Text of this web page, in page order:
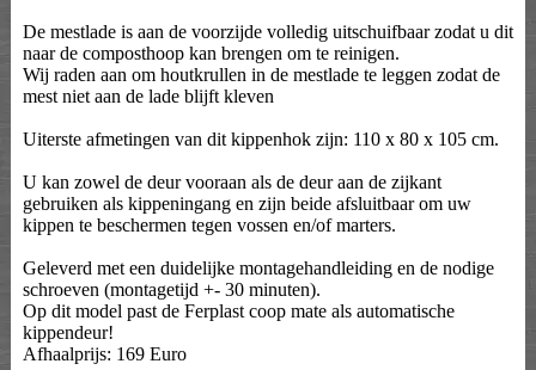
De mestlade is aan de voorzijde volledig uitschuifbaar zodat u dit
naar de composthoop kan brengen om te reinigen.
Wij raden aan om houtkrullen in de mestlade te leggen zodat de
mest niet aan de lade blijft kleven
Uiterste afmetingen van dit kippenhok zijn: 110 x 80 x 105 cm.
U kan zowel de deur vooraan als de deur aan de zijkant
gebruiken als kippeningang en zijn beide afsluitbaar om uw
kippen te beschermen tegen vossen en/of marters.
Geleverd met een duidelijke montagehandleiding en de nodige
schroeven (montagetijd +- 30 minuten).
Op dit model past de Ferplast coop mate als automatische
kippendeur!
Afhaalprijs: 169 Euro